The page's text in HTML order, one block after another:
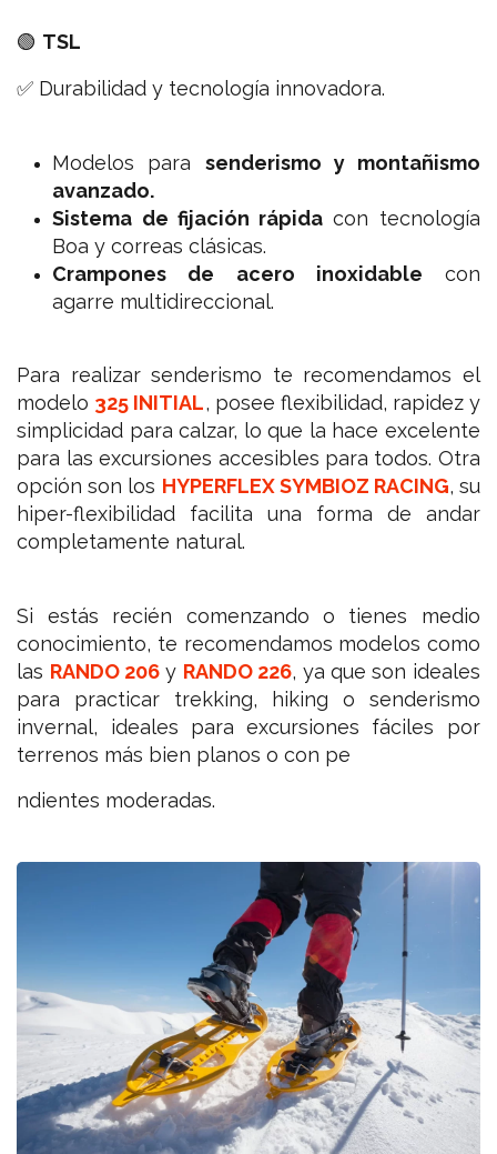
🟢 TSL
✅ Durabilidad y tecnología innovadora.
Modelos para senderismo y montañismo
avanzado.
Sistema de fijación rápida con tecnología
Boa y correas clásicas.
Crampones de acero inoxidable con
agarre multidireccional.
Para realizar senderismo te recomendamos el
modelo 325 INITIAL, posee flexibilidad, rapidez y
simplicidad para calzar, lo que la hace excelente
para las excursiones accesibles para todos. Otra
opción son los HYPERFLEX SYMBIOZ RACING, su
hiper-flexibilidad facilita una forma de andar
completamente natural.
Si estás recién comenzando o tienes medio
conocimiento, te recomendamos modelos como
las RANDO 206 y RANDO 226, ya que son ideales
para practicar trekking, hiking o senderismo
invernal, ideales para excursiones fáciles por
terrenos más bien planos o con pe
ndientes moderadas.